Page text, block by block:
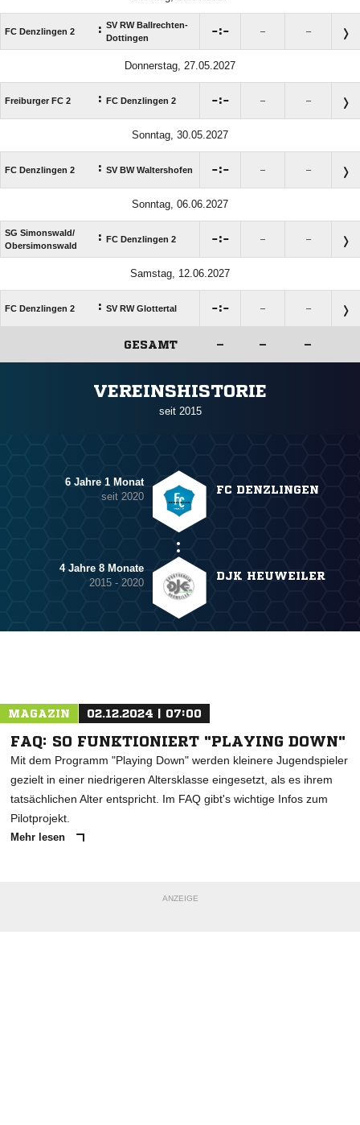
FC Denzlingen 2 : SV RW Ballrechten-
Dottingen
: – –
Donnerstag, 27.05.2027
Freiburger FC 2 : FC Denzlingen 2 : – –
Sonntag, 30.05.2027
FC Denzlingen 2 : SV BW Waltershofen : – –
Sonntag, 06.06.2027
SG Simonswald/​
Obersimonswald
: FC Denzlingen 2 : – –
Samstag, 12.06.2027
FC Denzlingen 2 : SV RW Glottertal : – –
GESAMT – – –
VEREINSHISTORIE
seit 2015
6 Jahre 1 Monat
seit 2020
FC DENZLINGEN
4 Jahre 8 Monate
2015 - 2020
DJK HEUWEILER
MAGAZIN 02.12.2024 | 07:00
FAQ: SO FUNKTIONIERT "PLAYING DOWN"
Mit dem Programm "Playing Down" werden kleinere Jugendspieler
gezielt in einer niedrigeren Altersklasse eingesetzt, als es ihrem
tatsächlichen Alter entspricht. Im FAQ gibt's wichtige Infos zum
Pilotprojekt.
Mehr lesen
ANZEIGE